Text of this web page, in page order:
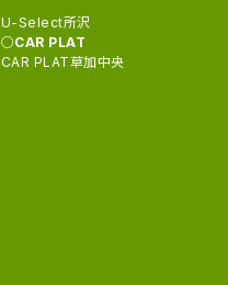
U-Select所沢
CAR PLAT
CAR PLAT草加中央